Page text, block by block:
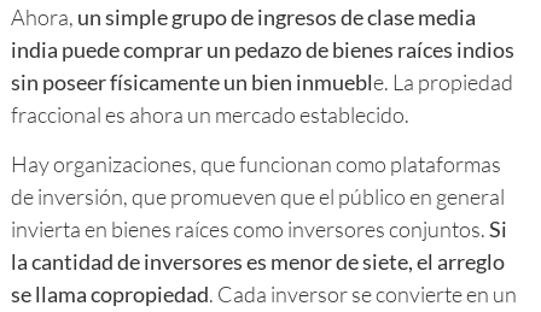
Ahora, un simple grupo de ingresos de clase media
india puede comprar un pedazo de bienes raíces indios
sin poseer físicamente un bien inmueble. La propiedad
fraccional es ahora un mercado establecido.
Hay organizaciones, que funcionan como plataformas
de inversión, que promueven que el público en general
invierta en bienes raíces como inversores conjuntos.Si
la cantidad de inversores es menor de siete, el arreglo
se llama copropiedad. Cada inversor se convierte en un